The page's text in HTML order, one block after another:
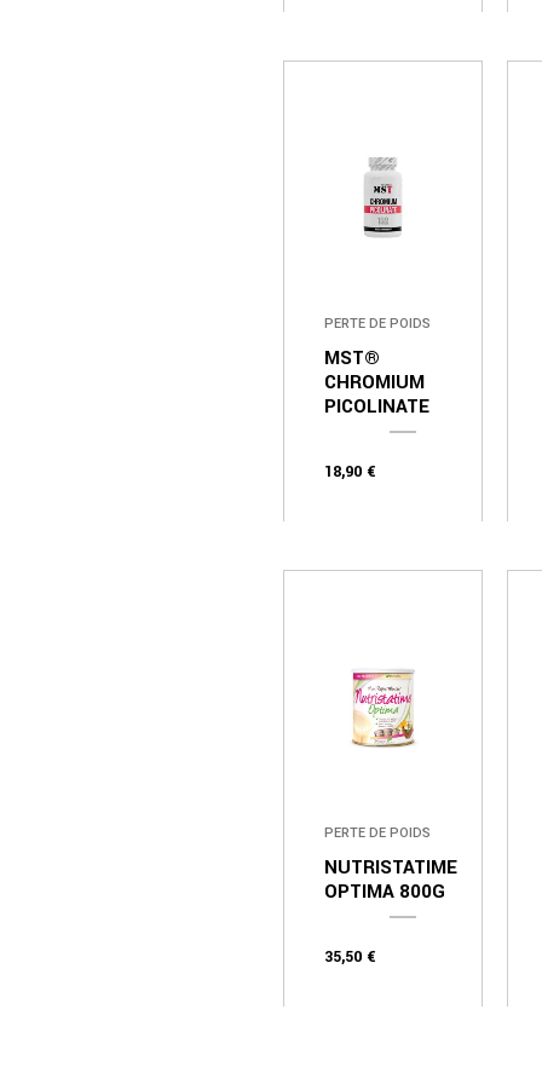
PERTE DE POIDS
MST®
CHROMIUM
PICOLINATE
18,90 €
PERTE DE POIDS
NUTRISTATIME
OPTIMA 800G
35,50 €